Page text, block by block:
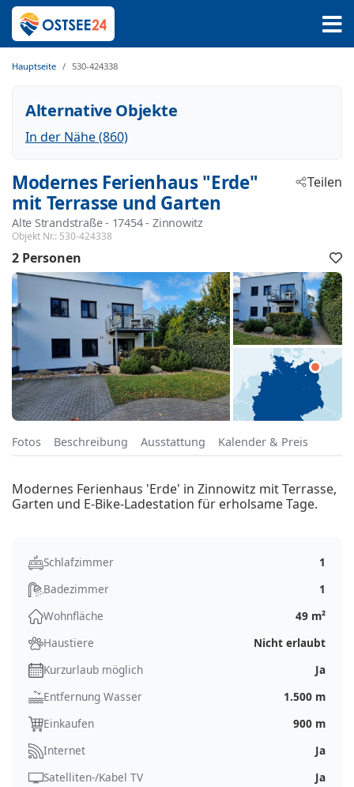
Hauptseite 530-424338
Alternative Objekte
In der Nähe (860)
Modernes Ferienhaus "Erde"
mit Terrasse und Garten
Alte Strandstraße - 17454 - Zinnowitz
Objekt Nr.: 530-424338
Teilen
2 Personen
Fotos Beschreibung Ausstattung Kalender & Preis
Modernes Ferienhaus 'Erde' in Zinnowitz mit Terrasse,
Garten und E-Bike-Ladestation für erholsame Tage.
Schlafzimmer
1
Badezimmer
1
Wohnfläche
49 m²
Haustiere
Nicht erlaubt
Kurzurlaub möglich
Ja
Entfernung Wasser
1.500 m
Einkaufen
900 m
Internet
Ja
Satelliten-/Kabel TV
Ja